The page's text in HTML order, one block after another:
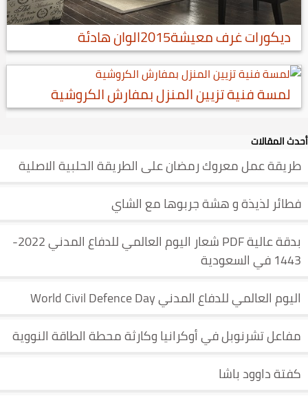
ديكورات غرف معيشة2015الوان هادئة
لمسة فنية تزيين المنزل بمفارش الكروشية
أحدث المقالات
طريقة عمل معروك رمضان على الطريقة الحلبية الاصلية
فطائر لذيذة و هشة جربوها مع الشاي
بدقة عالية PDF شعار اليوم العالمي للدفاع المدني 2022-
1443 في السعودية
اليوم العالمي للدفاع المدني World Civil Defence Day
مفاعل تشرنوبل في أوكرانيا وكارثة محطة الطاقة النووية
كفتة داوود باشا